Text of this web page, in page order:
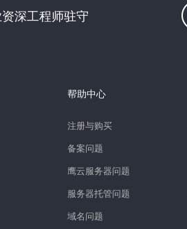
深工程师驻守
帮助中心
注册与购买
备案问题
鹰云服务器问题
服务器托管问题
域名问题